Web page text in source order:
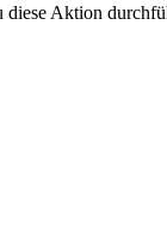
diese Aktion